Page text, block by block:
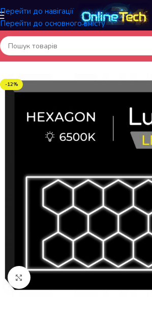
Перейти до навігації
Перейти до основного вмісту
Головна/Меблі та інтер'єр/Освітлення
-12%
Натисніть, щоб збільшити